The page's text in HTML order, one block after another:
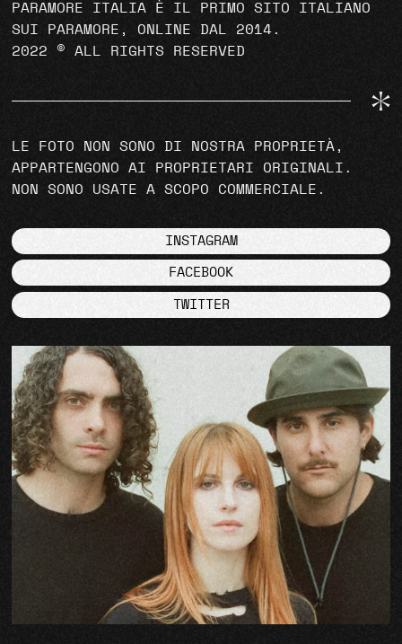
PARAMORE ITALIA È IL PRIMO SITO ITALIANO
SUI PARAMORE, ONLINE DAL 2014.
2022 © ALL RIGHTS RESERVED
LE FOTO NON SONO DI NOSTRA PROPRIETÀ,
APPARTENGONO AI PROPRIETARI ORIGINALI.
NON SONO USATE A SCOPO COMMERCIALE.
INSTAGRAM
FACEBOOK
TWITTER